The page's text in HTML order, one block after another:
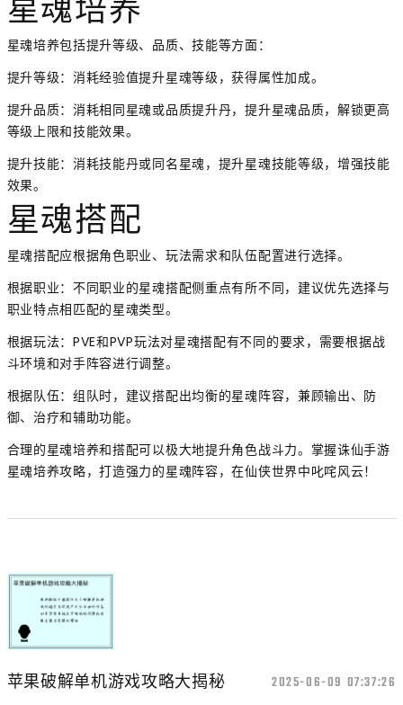
星魂培养
星魂培养包括提升等级、品质、技能等方面：
提升等级：消耗经验值提升星魂等级，获得属性加成。
提升品质：消耗相同星魂或品质提升丹，提升星魂品质，解锁更高
等级上限和技能效果。
提升技能：消耗技能丹或同名星魂，提升星魂技能等级，增强技能
效果。
星魂搭配
星魂搭配应根据角色职业、玩法需求和队伍配置进行选择。
根据职业：不同职业的星魂搭配侧重点有所不同，建议优先选择与
职业特点相匹配的星魂类型。
根据玩法：PVE和PVP玩法对星魂搭配有不同的要求，需要根据战
斗环境和对手阵容进行调整。
根据队伍：组队时，建议搭配出均衡的星魂阵容，兼顾输出、防
御、治疗和辅助功能。
合理的星魂培养和搭配可以极大地提升角色战斗力。掌握诛仙手游
星魂培养攻略，打造强力的星魂阵容，在仙侠世界中叱咤风云！
苹果破解单机游戏攻略大揭秘 2025-06-09 07:37:26